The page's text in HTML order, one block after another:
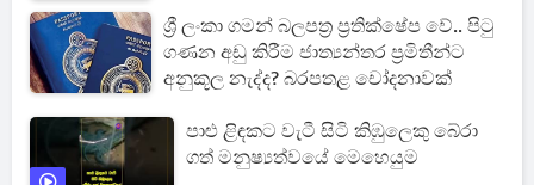
ශ්‍රී ලංකා ගමන් බලපත්‍ර ප්‍රතික්ෂේප වේ.. පිටු
ගණන අඩු කිරීම ජාත්‍යන්තර ප්‍රමිතීන්ට
අනුකූල නැද්ද? බරපතළ චෝදනාවක්
පාළු ළිඳකට වැටී සිටි කිඹුලෙකු බේරා
ගත් මනුෂ්‍යත්වයේ මෙහෙයුම